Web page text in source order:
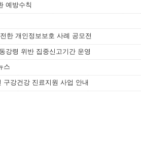
예방수칙
한 개인정보보호 사례 공모전
강령 위반 집중신고기간 운영
스
구강건강 진료지원 사업 안내